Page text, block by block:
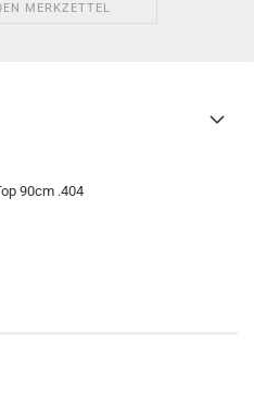
MERKZETTEL
90cm .404